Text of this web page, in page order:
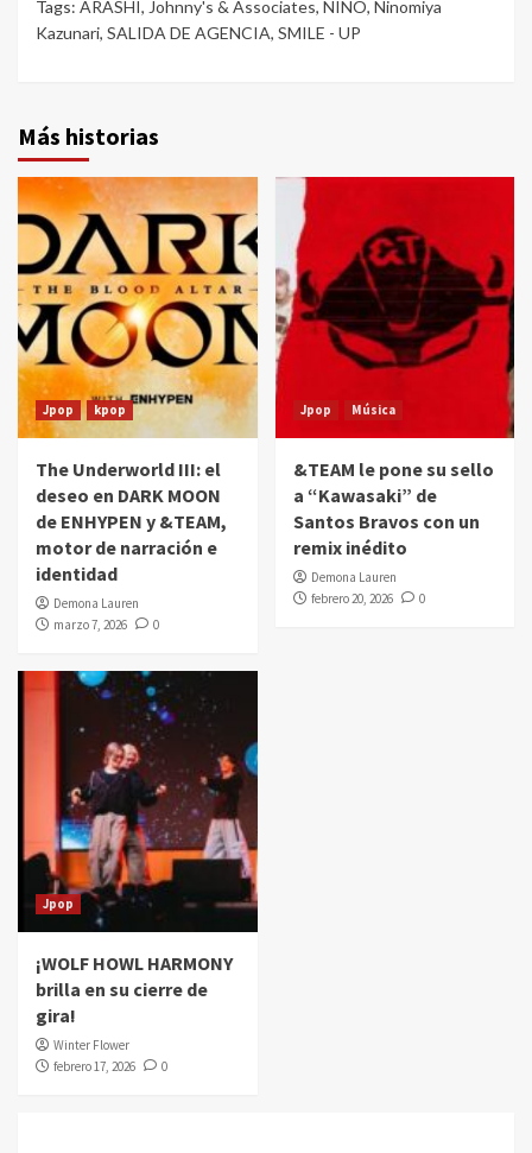
Tags: ARASHI, Johnny's & Associates, NINO, Ninomiya
Kazunari, SALIDA DE AGENCIA, SMILE - UP
Más historias
Jpop kpop
The Underworld III: el
deseo en DARK MOON
de ENHYPEN y &TEAM,
motor de narración e
identidad
Demona Lauren
marzo 7, 2026
0
Jpop Música
&TEAM le pone su sello
a “Kawasaki” de
Santos Bravos con un
remix inédito
Demona Lauren
febrero 20, 2026
0
Jpop
¡WOLF HOWL HARMONY
brilla en su cierre de
gira!
Winter Flower
febrero 17, 2026
0